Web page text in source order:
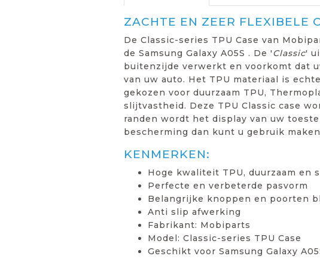
ZACHTE EN ZEER FLEXIBELE
De Classic-series TPU Case van
de Samsung Galaxy A05S . De 'Classic'
buitenzijde verwerkt en voorkomt dat
van uw auto. Het TPU materiaal is
gekozen voor duurzaam TPU,
slijtvastheid. Deze TPU Classic case
randen wordt het display van uw
bescherming dan kunt u gebruik
KENMERKEN:
Hoge kwaliteit TPU, duurzaam en
Perfecte en verbeterde pasvorm
Belangrijke knoppen en poorten
Anti slip afwerking
Fabrikant: Mobiparts
Model: Classic-series TPU Case
Geschikt voor Samsung Galaxy